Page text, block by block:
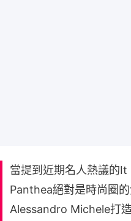
當提到近期名人熱議的
Panthea絕對是時尚圈
Alessandro Michele打